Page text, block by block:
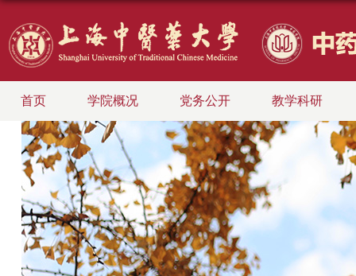
首页 学院概况 党务公开 教学科研